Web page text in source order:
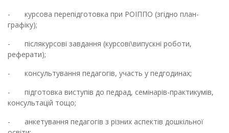
- курсова перепідготовка при РОІППО (згідно план-
графіку);
- післякурсові завдання (курсові\випускні роботи,
реферати);
- консультування педагогів, участь у педгодинах;
- підготовка виступів до педрад, семінарів-практикумів,
консультацій тощо;
- анкетування педагогів з різних аспектів дошкільної